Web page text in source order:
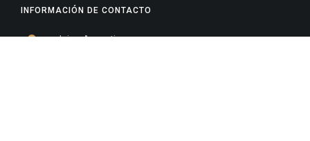
INFORMACIÓN DE CONTACTO
Jujuy, Argentina